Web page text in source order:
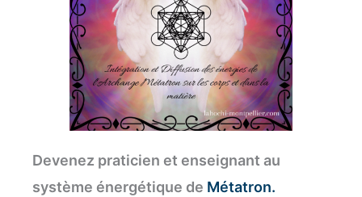
Devenez praticien et enseignant au
système énergétique de Métatron.